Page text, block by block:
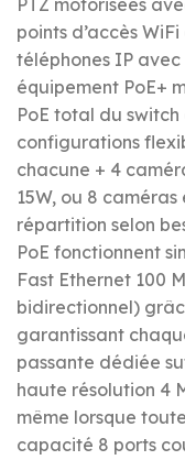
PTZ motorisées
points d’accès
téléphones IP
équipement PoE+
PoE total du
configurations
chacune + 4
15W, ou 8
répartition selon
PoE fonctionnent
Fast Ethernet 100
bidirectionnel)
garantissant
passante dédiée
haute résolution 4
même lorsque
capacité 8 ports